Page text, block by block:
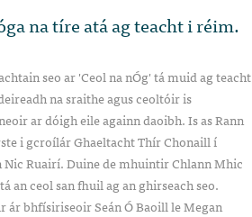
na tíre atá ag teacht i réim.
seo ar 'Ceol na nÓg' tá muid ag teacht
na sraithe agus ceoltóir is
ar dóigh eile againn daoibh. Is as Rann
i gcroílár Ghaeltacht Thír Chonaill í
Nic Ruairí. Duine de mhuintir Chlann Mhic
an ceol san fhuil ag an ghirseach seo.
ár bhfísiriseoir Seán Ó Baoill le Megan